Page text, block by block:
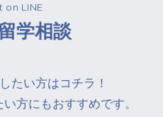
on LINE
学相談
たい方はコチラ！
方にもおすすめです。